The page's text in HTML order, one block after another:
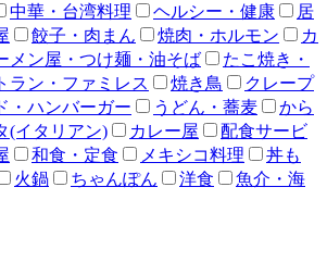
中華・台湾料理 ヘルシー・健康
居
餃子・肉まん 焼肉・ホルモン
カ
メン屋・つけ麺・油そば
たこ焼き・
ラン・ファミレス 焼き鳥
クレープ
・ハンバーガー
うどん・蕎麦
から
(イタリアン) カレー屋
配食サービ
和食・定食 メキシコ料理
丼も
火鍋 ちゃんぽん 洋食
魚介・海